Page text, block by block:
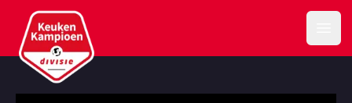
Keuken Kampioen Divisie